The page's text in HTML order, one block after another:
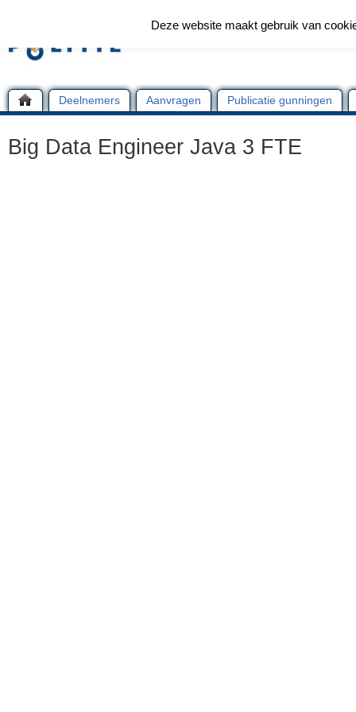
Deelnemers Aanvragen Publicatie gunningen
Big Data Engineer Java 3 FTE
Deze website maakt gebruik van